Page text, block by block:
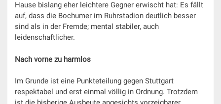
Hause bislang eher leichtere Gegner erwischt hat: Es fällt
auf, dass die Bochumer im Ruhrstadion deutlich besser
sind als in der Fremde; mental stabiler, auch
leidenschaftlicher.
Nach vorne zu harmlos
Im Grunde ist eine Punkteteilung gegen Stuttgart
respektabel und erst einmal völlig in Ordnung. Trotzdem